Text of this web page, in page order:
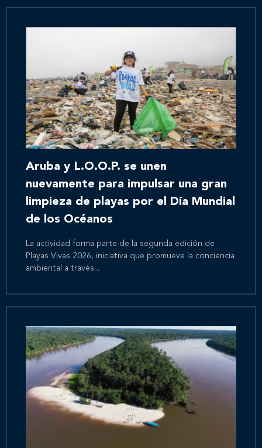
Aruba y L.O.O.P. se unen
nuevamente para impulsar una gran
limpieza de playas por el Día Mundial
de los Océanos
La actividad forma parte de la segunda edición de
Playas Vivas 2026, iniciativa que promueve la conciencia
ambiental a través...